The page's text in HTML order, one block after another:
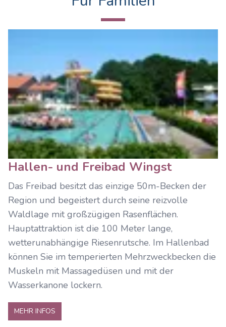
Hallen- und Freibad Wingst
Das Freibad besitzt das einzige 50m-Becken der
Region und begeistert durch seine reizvolle
Waldlage mit großzügigen Rasenflächen.
Hauptattraktion ist die 100 Meter lange,
wetterunabhängige Riesenrutsche. Im Hallenbad
können Sie im temperierten Mehrzweckbecken die
Muskeln mit Massagedüsen und mit der
Wasserkanone lockern.
MEHR INFOS